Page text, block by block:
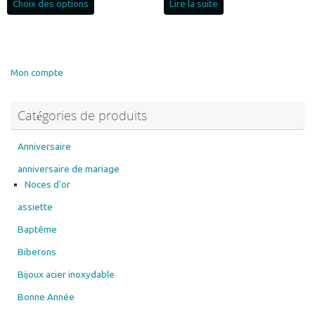
20.00€
Choix des options
être
choisies
page
Lire la suite
Mon compte
Catégories de produits
Anniversaire
anniversaire de mariage
Noces d'or
assiette
Baptême
Biberons
Bijoux acier inoxydable
Bonne Année